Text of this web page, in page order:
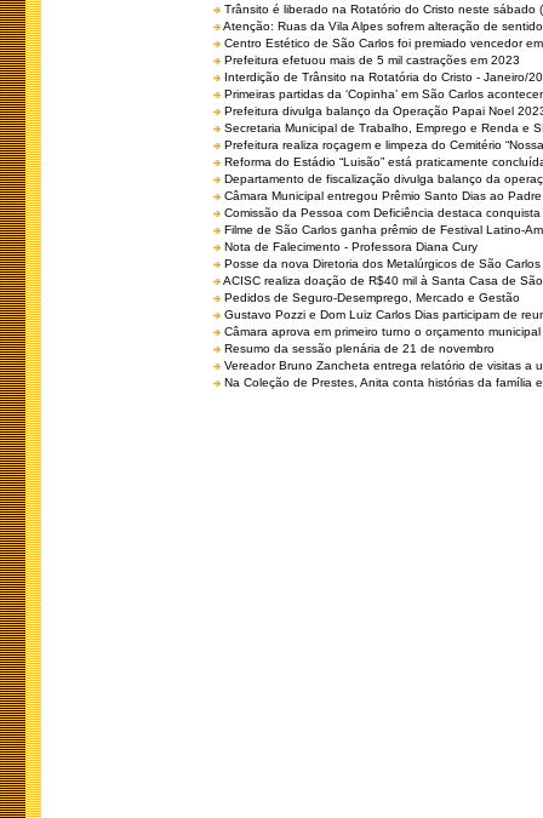
Trânsito é liberado na Rotatório do Cristo neste sábado
Atenção: Ruas da Vila Alpes sofrem alteração de
Centro Estético de São Carlos foi premiado vencedor
Prefeitura efetuou mais de 5 mil castrações em 2023
Interdição de Trânsito na Rotatória do Cristo - Janeiro/
Primeiras partidas da ‘Copinha’ em São Carlos
Prefeitura divulga balanço da Operação Papai Noel
Secretaria Municipal de Trabalho, Emprego e Renda e
Prefeitura realiza roçagem e limpeza do Cemitério
Reforma do Estádio “Luisão” está praticamente
Departamento de fiscalização divulga balanço da
Câmara Municipal entregou Prêmio Santo Dias ao
Comissão da Pessoa com Deficiência destaca
Filme de São Carlos ganha prêmio de Festival Latino-
Nota de Falecimento - Professora Diana Cury
Posse da nova Diretoria dos Metalúrgicos de São
ACISC realiza doação de R$40 mil à Santa Casa de
Pedidos de Seguro-Desemprego, Mercado e Gestão
Gustavo Pozzi e Dom Luiz Carlos Dias participam de
Câmara aprova em primeiro turno o orçamento
Resumo da sessão plenária de 21 de novembro
Vereador Bruno Zancheta entrega relatório de visitas a
Na Coleção de Prestes, Anita conta histórias da família